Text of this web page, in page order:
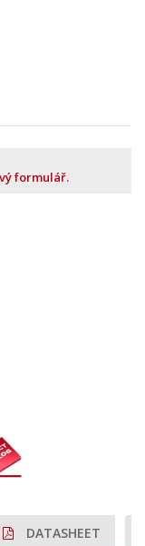
formulář.
DATASHEET